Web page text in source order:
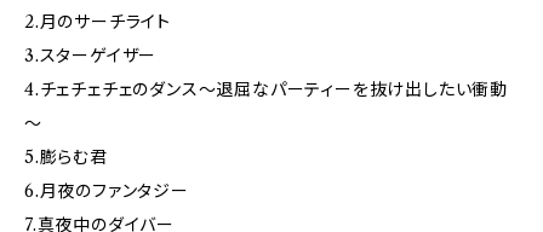
2.月のサーチライト
3.スターゲイザー
4.チェチェチェのダンス～退屈なパーティーを抜け出したい衝動
～
5.膨らむ君
6.月夜のファンタジー
7.真夜中のダイバー